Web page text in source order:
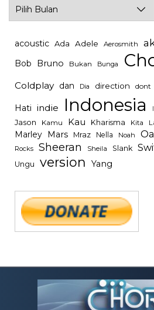
acoustic Ada Adele Aerosmith
Bob Bruno Bukan Bunga
Coldplay dan Dia direction dont
Hati indie Indonesia
Jason Kamu Kau Kharisma Kita
Marley Mars Mraz Nella Noah
Rocks Sheeran Sheila Slank
Ungu version Yang